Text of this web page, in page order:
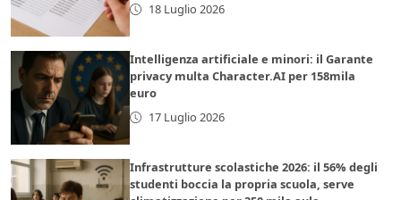
18 Luglio 2026
Intelligenza artificiale e minori: il Garante
privacy multa Character.AI per 158mila
euro
17 Luglio 2026
Infrastrutture scolastiche 2026: il 56% degli
studenti boccia la propria scuola, serve